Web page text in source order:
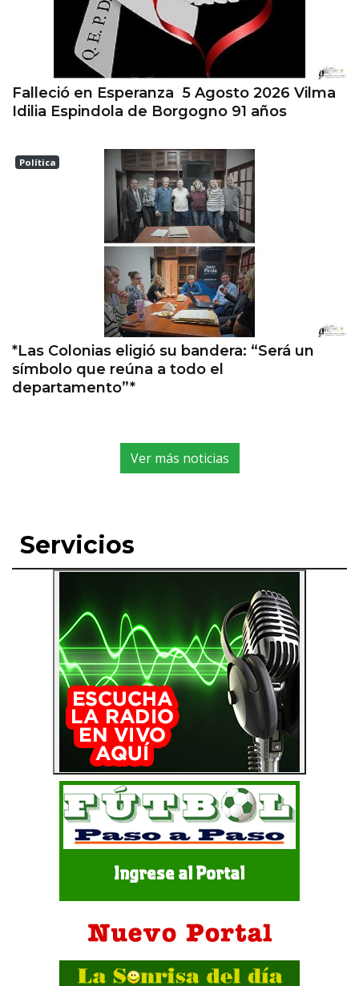
Falleció en Esperanza 5 Agosto 2026 Vilma
Idilia Espindola de Borgogno 91 años
Política
*Las Colonias eligió su bandera: “Será un
símbolo que reúna a todo el
departamento”*
Ver más noticias
Servicios